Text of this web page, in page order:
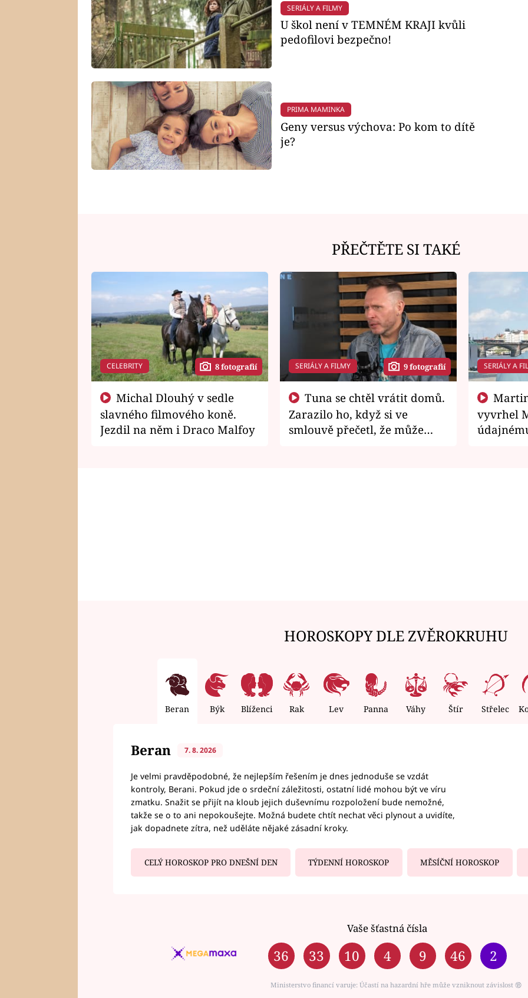
SERIÁLY A FILMY
U škol není v TEMNÉM KRAJI kvůli
pedofilovi bezpečno!
PRIMA MAMINKA
Geny versus výchova: Po kom to dítě
je?
PŘEČTĚTE SI TAKÉ
CELEBRITY 8 fotografií
slavného filmového koně.
Jezdil na něm i Draco Malfoy
SERIÁLY A FILMY 9 fotografií
Zarazilo ho, když si ve
smlouvě přečetl, že může
SERIÁLY A
vyvrhel
HOROSKOPY DLE ZVĚROKRUHU
Beran Býk Blíženci Rak Lev Panna Váhy Štír Střelec
Beran 7. 8. 2026
Je velmi pravděpodobné, že nejlepším řešením je dnes jednoduše se vzdát
kontroly, Berani. Pokud jde o srdeční záležitosti, ostatní lidé mohou být ve víru
zmatku. Snažit se přijít na kloub jejich duševnímu rozpoložení bude nemožné,
takže se o to ani nepokoušejte. Možná budete chtít nechat věci plynout a uvidíte,
jak dopadnete zítra, než uděláte nějaké zásadní kroky.
CELÝ HOROSKOP PRO DNEŠNÍ DEN TÝDENNÍ HOROSKOP MĚSÍČNÍ HOROSKOP
Vaše šťastná čísla
36 33 10 4 9 46 2
Ministerstvo financí varuje: Účastí na hazardní hře může vzniknout závislost ⑱